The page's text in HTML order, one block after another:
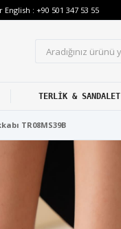
: +90 501 347 53 55
TERLİK & SANDALET
TR08MS39B